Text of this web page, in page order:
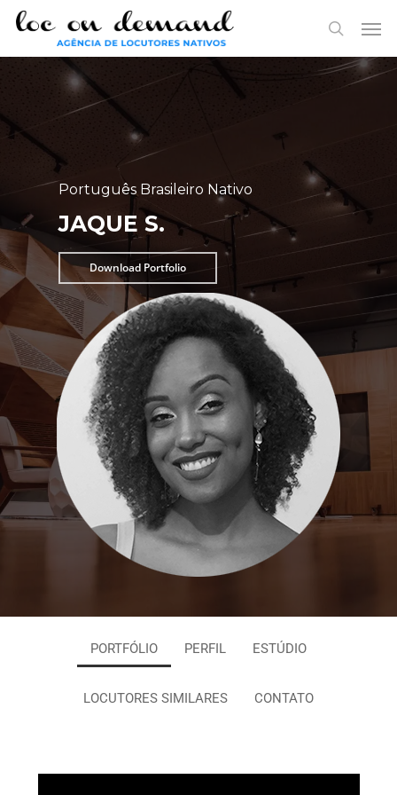
Skip
main
search
Português Brasileiro Nativo
JAQUE S.
Download Portfolio
PORTFÓLIO PERFIL ESTÚDIO
LOCUTORES SIMILARES CONTATO